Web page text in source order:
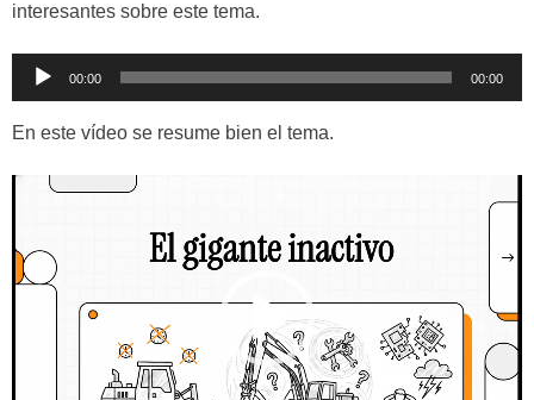
interesantes sobre este tema.
Reproductor
audio
00:00 00:00
En este vídeo se resume bien el tema.
Reproductor